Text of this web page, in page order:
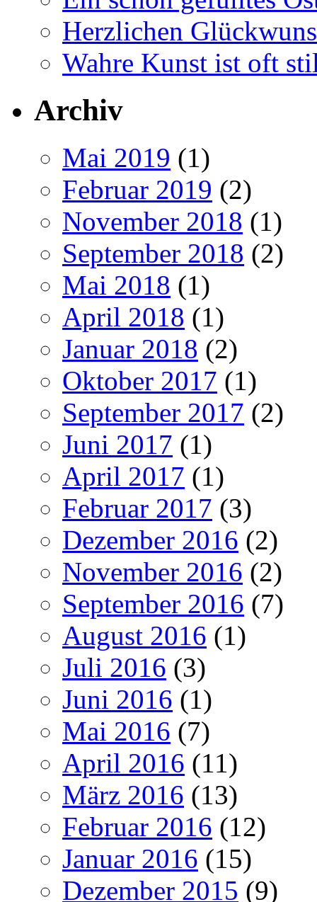
Herzlichen
Wahre Kunst ist oft
Archiv
Mai 2019 (1)
Februar 2019 (2)
November 2018 (1)
September 2018 (2)
Mai 2018 (1)
April 2018 (1)
Januar 2018 (2)
Oktober 2017 (1)
September 2017 (2)
Juni 2017 (1)
April 2017 (1)
Februar 2017 (3)
Dezember 2016 (2)
November 2016 (2)
September 2016 (7)
August 2016 (1)
Juli 2016 (3)
Juni 2016 (1)
Mai 2016 (7)
April 2016 (11)
März 2016 (13)
Februar 2016 (12)
Januar 2016 (15)
Dezember 2015 (9)